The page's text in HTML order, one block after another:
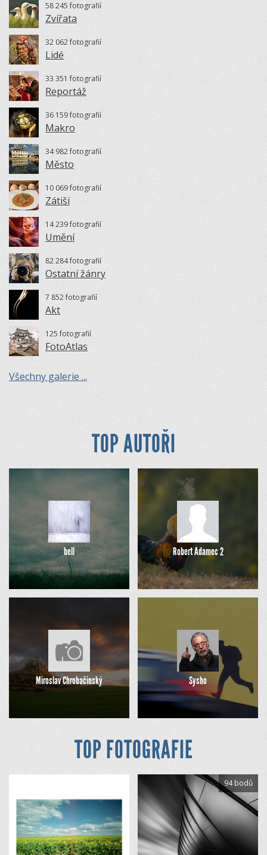
58 245 fotografií
Zvířata
32 062 fotografií
Lidé
33 351 fotografií
Reportáž
36 159 fotografií
Makro
34 982 fotografií
Město
10 069 fotografií
Zátiší
14 239 fotografií
Umění
82 284 fotografií
Ostatní žánry
7 852 fotografií
Akt
125 fotografií
FotoAtlas
Všechny galerie ...
TOP AUTOŘI
bell Robert Adamec 2
Miroslav Chrobačinský Sysho
TOP FOTOGRAFIE
94 bodů